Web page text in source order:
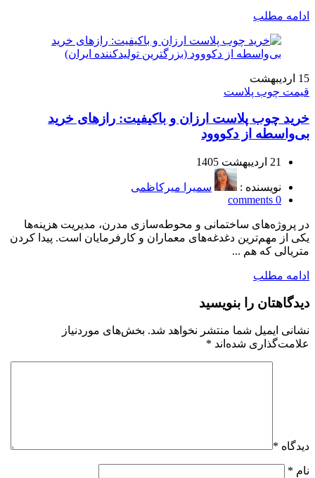
ادامه مطلب
15 اردیبهشت
قیمت چوب پلاست
خرید چوب پلاست ارزان و باکیفیت: رازهای خرید
بی‌واسطه از دکووود
21 اردیبهشت 1405
نویسنده :
سمیرا میرکاظمی
0
comments
در پروژه‌های ساختمانی و محوطه‌سازی مدرن، مدیریت هزینه‌ها
یکی از مهم‌ترین دغدغه‌های معماران و کارفرمایان است. پیدا کردن
متریالی که هم ...
ادامه مطلب
دیدگاهتان را بنویسید
نشانی ایمیل شما منتشر نخواهد شد. بخش‌های موردنیاز
علامت‌گذاری شده‌اند *
دیدگاه *
نام *